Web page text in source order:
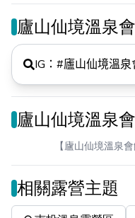
廬山仙境溫泉
IG：#廬山仙境溫泉
廬山仙境溫泉
【廬山仙境溫泉
相關露營主題